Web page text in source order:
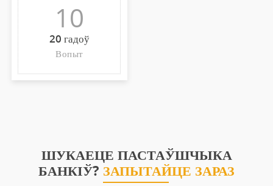
10
20 гадоў
Вопыт
ШУКАЕЦЕ ПАСТАЎШЧЫКА
БАНКІЎ? ЗАПЫТАЙЦЕ ЗАРАЗ